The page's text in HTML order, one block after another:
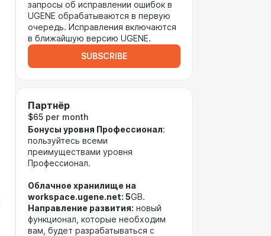
запросы об исправлении ошибок в
UGENE обрабатываются в первую
очередь. Исправления включаются
в ближайшую версию UGENE.
SUBSCRIBE
Партнёр
$65 per month
Бонусы уровня Профессионал:
пользуйтесь всеми
преимуществами уровня
Профессионал.
Облачное хранилище на
workspace.ugene.net: 5GB.
Направление развития: новый
функционал, которые необходим
вам, будет разрабатываться с